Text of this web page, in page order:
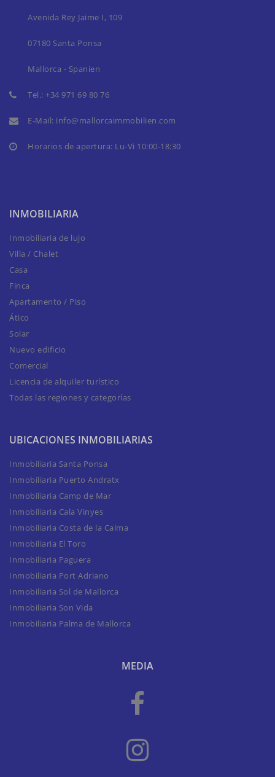
Avenida Rey Jaime I, 109
07180 Santa Ponsa
Mallorca - Spanien
Tel.: +34 971 69 80 76
E-Mail: info@mallorcaimmobilien.com
Horarios de apertura: Lu-Vi 10:00-18:30
INMOBILIARIA
Inmobiliaria de lujo
Villa / Chalet
Casa
Finca
Apartamento / Piso
Ático
Solar
Nuevo edificio
Comercial
Licencia de alquiler turístico
Todas las regiones y categorías
UBICACIONES INMOBILIARIAS
Inmobiliaria Santa Ponsa
Inmobiliaria Puerto Andratx
Inmobiliaria Camp de Mar
Inmobiliaria Cala Vinyes
Inmobiliaria Costa de la Calma
Inmobiliaria El Toro
Inmobiliaria Paguera
Inmobiliaria Port Adriano
Inmobiliaria Sol de Mallorca
Inmobiliaria Son Vida
Inmobiliaria Palma de Mallorca
MEDIA